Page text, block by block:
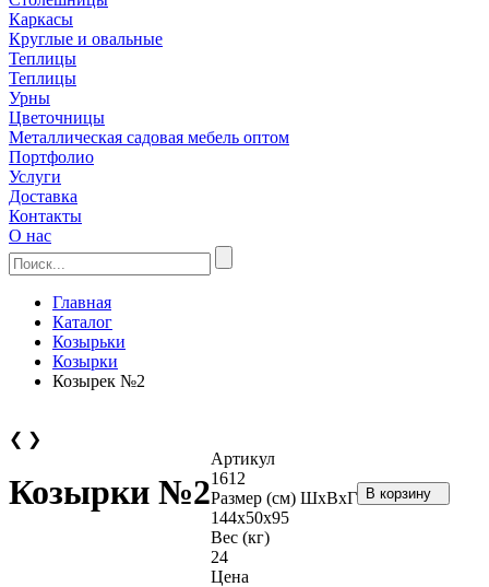
Каркасы
Круглые и овальные
Теплицы
Теплицы
Урны
Цветочницы
Металлическая садовая мебель оптом
Портфолио
Услуги
Доставка
Контакты
О нас
Главная
Каталог
Козырьки
Козырки
Козырек №2
❮ ❯
Козырки №2
Артикул
1612
Размер (см) ШхВхГ
144х50х95
Вес (кг)
24
Цена
В корзину